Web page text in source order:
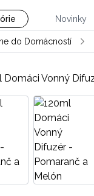
Novinky
do Domácností